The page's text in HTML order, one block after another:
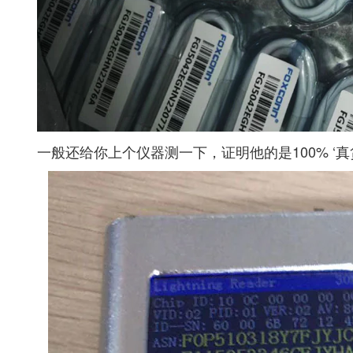
一般还给你上个仪器测一下，证明他的是100% ‘真